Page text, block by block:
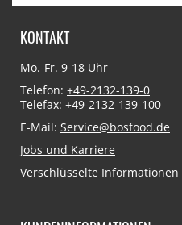
KONTAKT
Mo.-Fr. 9-18 Uhr
Telefon: +49-2132-139-0
Telefax: +49-2132-139-100
E-Mail: Service@bosfood.de
Jobs und Karriere
Verschlüsselte Informationen